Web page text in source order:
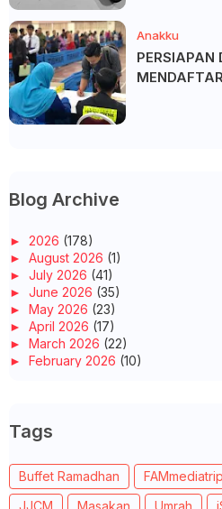
Anakku
PERSIAPAN
Blog Archive
► 2026 (178)
► August 2026 (1)
► July 2026 (41)
► June 2026 (35)
► May 2026 (23)
► April 2026 (17)
► March 2026 (22)
► February 2026 (10)
►November 2025
October 2025
►September 2025 (14)
►August 2025(6)
►July 2025(20)
Tags
Buffet Ramadhan FAMmediatrip